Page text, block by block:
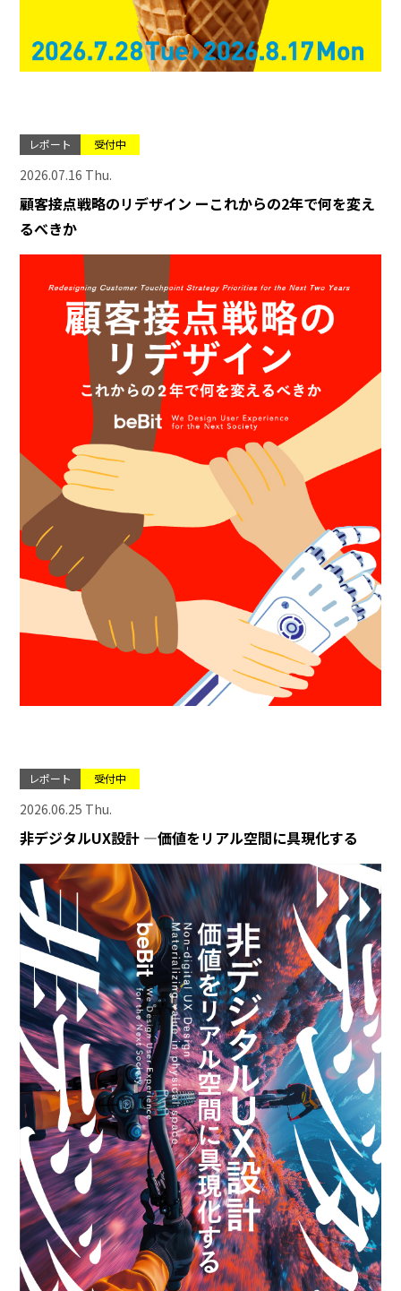
レポート 受付中
2026.07.16 Thu.
顧客接点戦略のリデザイン ーこれからの2年で何を変え
るべきか
レポート 受付中
2026.06.25 Thu.
非デジタルUX設計 ―価値をリアル空間に具現化する